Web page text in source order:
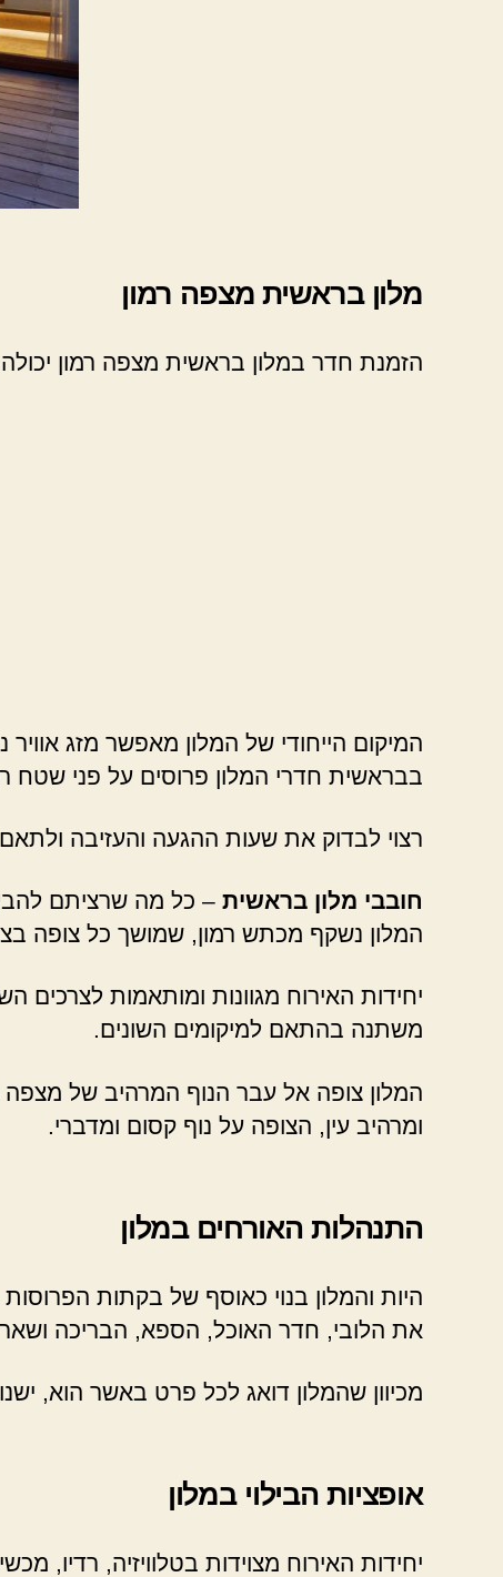
מלון בראשית מצפה רמון
הזמנת חדר במלון בראשית מצפה רמון יכולה
המיקום הייחודי של המלון מאפשר מזג
בבראשית חדרי המלון פרוסים על פני שטח
רצוי לבדוק את שעות ההגעה והעזיבה
חובבי מלון בראשית
המלון נשקף מכתש רמון, שמושך כל צופה
יחידות האירוח מגוונות ומותאמות
משתנה בהתאם למיקומים השונים.
המלון צופה אל עבר הנוף המרהיב של מצפה
ומרהיב עין, הצופה על נוף קסום ומדברי.
התנהלות האורחים במלון
היות והמלון בנוי כאוסף של בקתות
את הלובי, חדר האוכל, הספא, הבריכה ושאר
מכיוון שהמלון דואג לכל פרט באשר הוא,
אופציות הבילוי במלון
יחידות האירוח מצוידות בטלוויזיה, רדיו,